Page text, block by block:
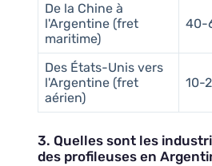
De la Chine à
l'Argentine (fret
maritime)
40-
Des États-Unis vers
l'Argentine (fret
aérien)
10-
3. Quelles sont les
des profileuses en